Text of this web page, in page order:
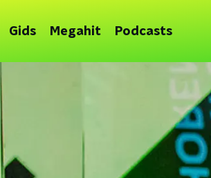
Gids Megahit Podcasts